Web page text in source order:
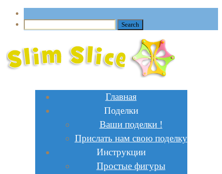
Главная
Поделки
Ваши поделки !
Прислать нам свою поделку
Инструкции
Простые фигуры